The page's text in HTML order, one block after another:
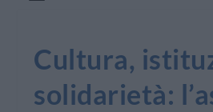
Cultura,
solidarietà: